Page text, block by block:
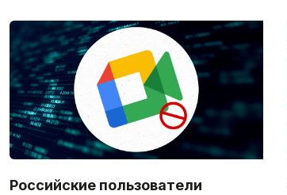
Российские пользователи